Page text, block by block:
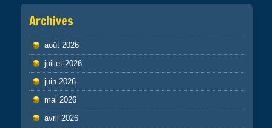
Archives
août 2026
juillet 2026
juin 2026
mai 2026
avril 2026